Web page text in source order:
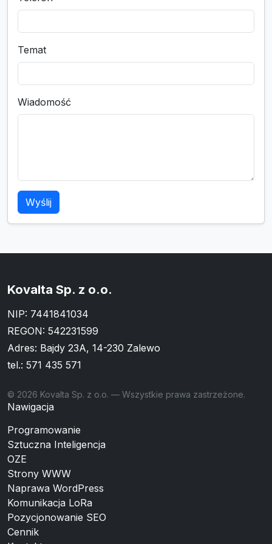
Temat
Wiadomość
Wyślij
Kovalta Sp. z o.o.
NIP: 7441841034
REGON: 542231599
Adres: Bajdy 23A, 14-230 Zalewo
tel.: 571 435 571
© 2026 Kovalta Sp. z o.o. — Wszystkie prawa zastrzeżone.
Nawigacja
Programowanie
Sztuczna Inteligencja
OZE
Strony WWW
Naprawa WordPress
Komunikacja LoRa
Pozycjonowanie SEO
Cennik